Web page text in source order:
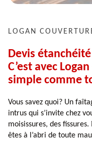
LOGAN
Devis
C’est avec
simple comme
Vous savez quoi? Un
intrus qui s’invite chez
moisissures, des
êtes à l’abri de toute